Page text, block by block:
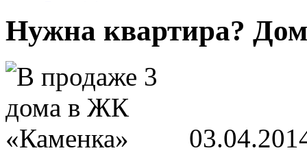
Нужна квартира?